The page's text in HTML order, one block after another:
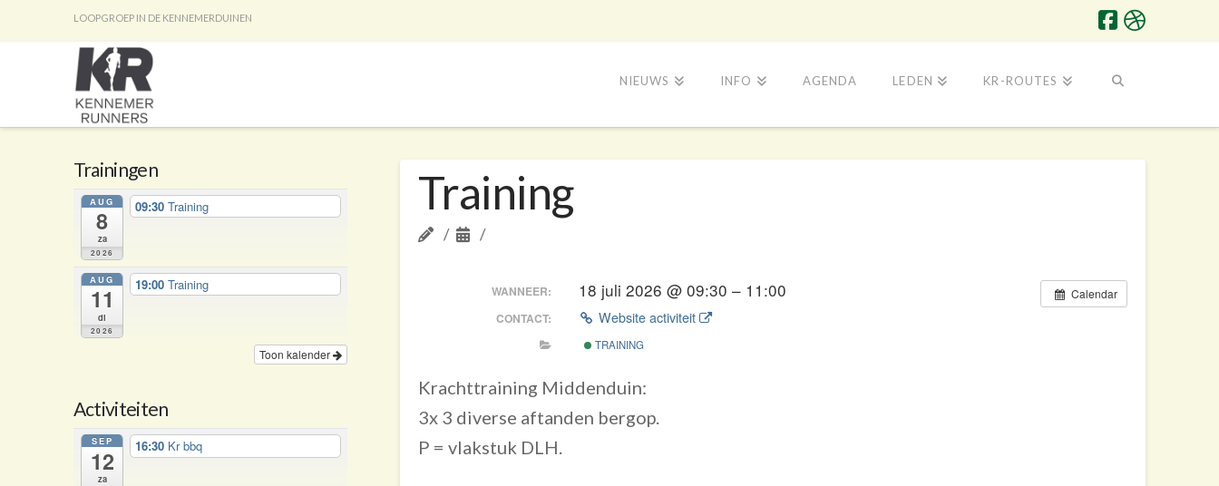
LOOPGROEP IN DE KENNEMERDUINEN
NIEUWS INFO AGENDA LEDEN KR-ROUTES
Training
Calendar
WANNEER: 18 juli 2026 @ 09:30 – 11:00
CONTACT: Website activiteit
TRAINING
Krachttraining Middenduin:
3x 3 diverse aftanden bergop.
P = vlakstuk DLH.
Trainingen
AUG
8
za
2026
09:30Training
AUG
11
di
2026
19:00Training
Toon kalender
Activiteiten
SEP
12
za
16:30 Kr bbq